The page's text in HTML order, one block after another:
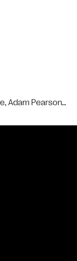
Adam Pearson…